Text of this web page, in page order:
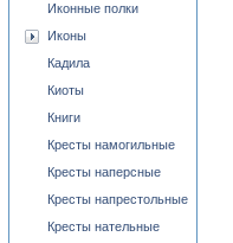
Иконные полки
Иконы
Кадила
Киоты
Книги
Кресты намогильные
Кресты наперсные
Кресты напрестольные
Кресты нательные